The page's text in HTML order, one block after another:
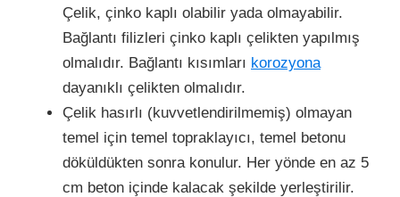
Çelik, çinko kaplı olabilir yada olmayabilir.
Bağlantı filizleri çinko kaplı çelikten yapılmış
olmalıdır. Bağlantı kısımları korozyona
dayanıklı çelikten olmalıdır.
Çelik hasırlı (kuvvetlendirilmemiş) olmayan
temel için temel topraklayıcı, temel betonu
döküldükten sonra konulur. Her yönde en az 5
cm beton içinde kalacak şekilde yerleştirilir.